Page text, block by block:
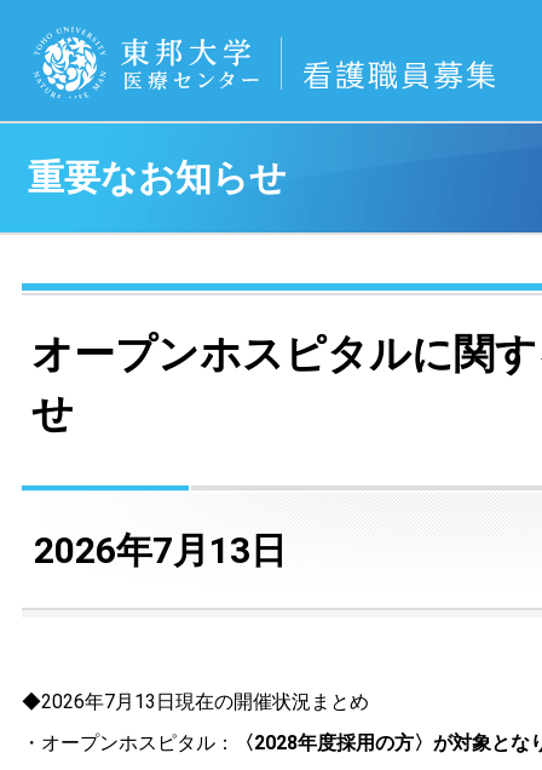
重要なお知らせ
オープンホスピタルに関
せ
2026年7月13日
◆2026年7月13日現在の開催状況まとめ
・オープンホスピタル：
〈2028年度採用の方〉 が対象とな